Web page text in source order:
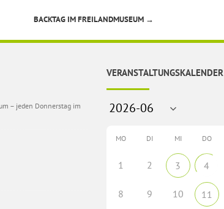
BACKTAG IM FREILANDMUSEUM →
– jeden Donnerstag im
VERANSTALTUNGSKALENDER
MO DI MI DO
1 2 3 4
8 9 10 11